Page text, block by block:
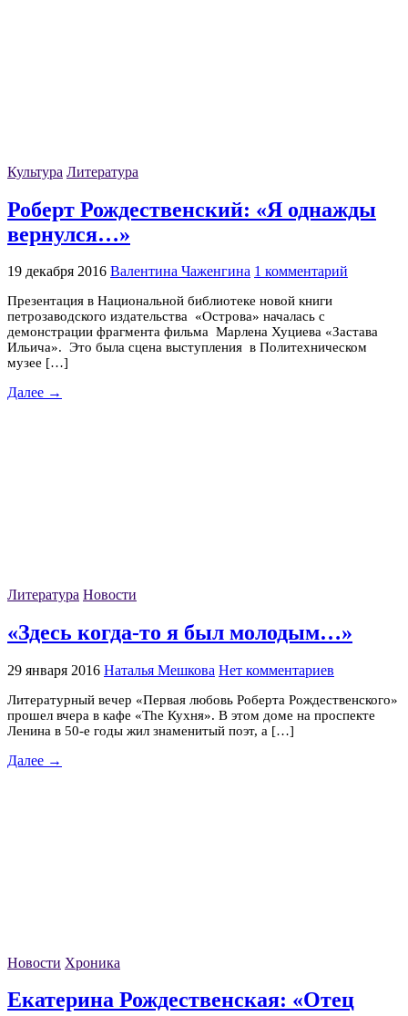
Культура Литература
Роберт Рождественский: «Я однажды
вернулся…»
19 декабря 2016 Валентина Чаженгина 1 комментарий
Презентация в Национальной библиотеке новой книги
петрозаводского издательства «Острова» началась с
демонстрации фрагмента фильма Марлена Хуциева «Застава
Ильича». Это была сцена выступления в Политехническом
музее […]
Далее →
Литература Новости
«Здесь когда-то я был молодым…»
29 января 2016 Наталья Мешкова Нет комментариев
Литературный вечер «Первая любовь Роберта Рождественского»
прошел вчера в кафе «The Кухня». В этом доме на проспекте
Ленина в 50-е годы жил знаменитый поэт, а […]
Далее →
Новости Хроника
Екатерина Рождественская: «Отец